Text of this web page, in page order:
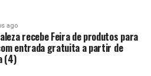
ago
recebe Feira de produtos para
entrada gratuita a partir de
(4)